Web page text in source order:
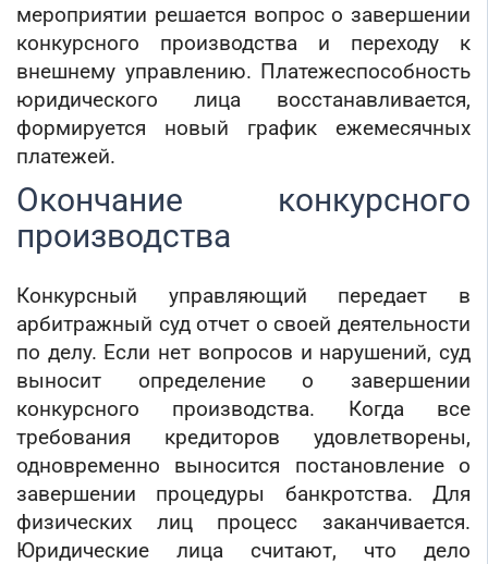
мероприятии решается вопрос о завершении
конкурсного производства и переходу к
внешнему управлению. Платежеспособность
юридического лица восстанавливается,
формируется новый график ежемесячных
платежей.
Окончание конкурсного
производства
Конкурсный управляющий передает в
арбитражный суд отчет о своей деятельности
по делу. Если нет вопросов и нарушений, суд
выносит определение о завершении
конкурсного производства. Когда все
требования кредиторов удовлетворены,
одновременно выносится постановление о
завершении процедуры банкротства. Для
физических лиц процесс заканчивается.
Юридические лица считают, что дело